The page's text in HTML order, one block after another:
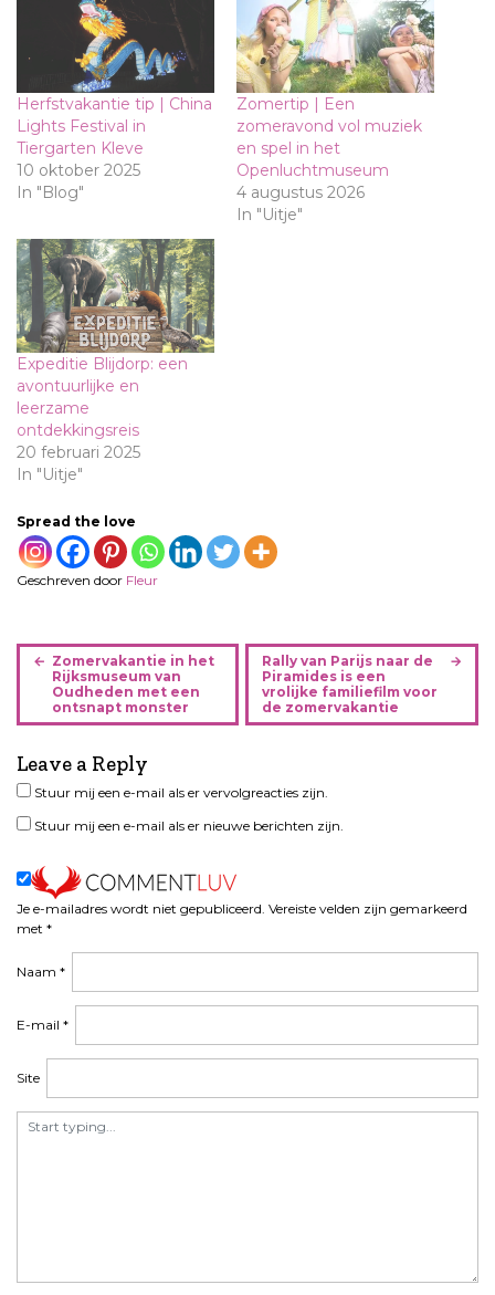
Herfstvakantie tip | China
Lights Festival in
Tiergarten Kleve
10 oktober 2025
In "Blog"
Zomertip | Een
zomeravond vol muziek
en spel in het
Openluchtmuseum
4 augustus 2026
In "Uitje"
Expeditie Blijdorp: een
avontuurlijke en
leerzame
ontdekkingsreis
20 februari 2025
In "Uitje"
Spread the love
Geschreven door Fleur
B
i
c
h
t
n
v
g
t
e
Zomervakantie in het
Rijksmuseum van
Oudheden met een
ontsnapt monster
Rally van Parijs naar de
Piramides is een
vrolijke familiefilm voor
de zomervakantie
Leave a Reply
Je e-mailadres wordt niet gepubliceerd. Vereiste velden zijn gemarkeerd
met *
Naam *
E-mail *
Site
Stuur mij een e-mail als er vervolgreacties zijn.
Stuur mij een e-mail als er nieuwe berichten zijn.